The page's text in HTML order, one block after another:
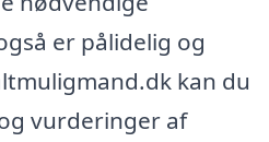
er pålidelig og
kan du
vurderinger af